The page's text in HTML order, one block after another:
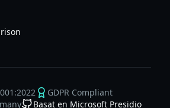
GDPR Compliant
Basat en Microsoft Presidio